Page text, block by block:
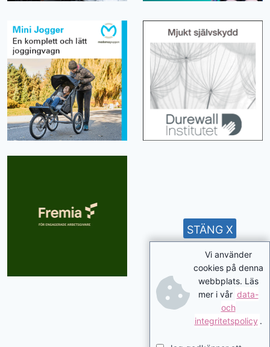
Vi använder
cookies på denna
webbplats. Läs
mer i vår data-
och
integritetspolicy .
STÄNG X